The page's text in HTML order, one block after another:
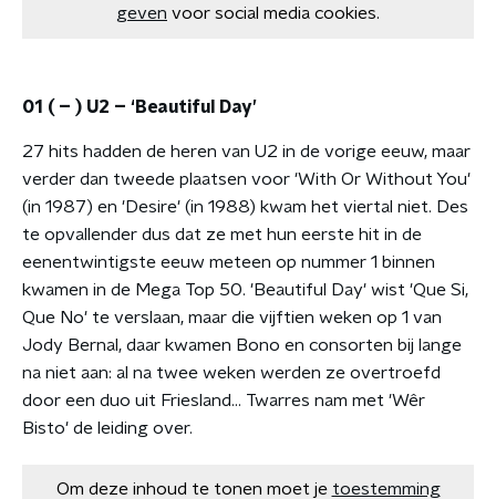
geven voor social media cookies.
01 ( – ) U2 – ‘Beautiful Day’
27 hits hadden de heren van U2 in de vorige eeuw, maar
verder dan tweede plaatsen voor 'With Or Without You'
(in 1987) en 'Desire' (in 1988) kwam het viertal niet. Des
te opvallender dus dat ze met hun eerste hit in de
eenentwintigste eeuw meteen op nummer 1 binnen
kwamen in de Mega Top 50. 'Beautiful Day' wist 'Que Si,
Que No' te verslaan, maar die vijftien weken op 1 van
Jody Bernal, daar kwamen Bono en consorten bij lange
na niet aan: al na twee weken werden ze overtroefd
door een duo uit Friesland... Twarres nam met 'Wêr
Bisto' de leiding over.
Om deze inhoud te tonen moet je toestemming